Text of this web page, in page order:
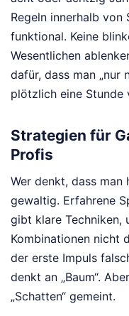
Regeln innerhalb von
funktional. Keine
Wesentlichen
dafür, dass man „nur
plötzlich eine Stunde
Strategien für
Profis
Wer denkt, dass
gewaltig. Erfahrene
gibt klare Techniken,
Kombinationen nicht
der erste Impuls
denkt an „Baum“.
„Schatten“ gemeint.